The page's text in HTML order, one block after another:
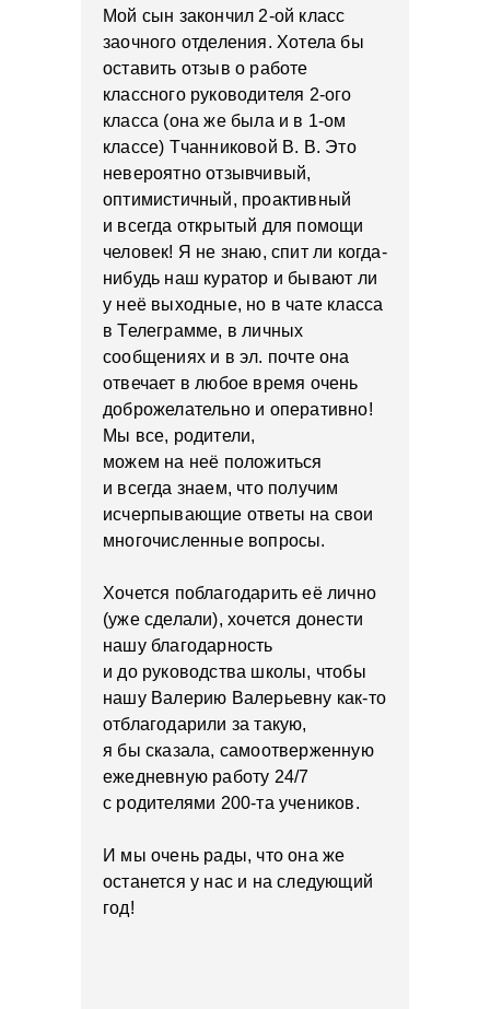
Мой сын закончил 2-ой класс
заочного отделения. Хотела бы
оставить отзыв о работе
классного руководителя 2-ого
класса (она же была и в 1-ом
классе) Тчанниковой В. В. Это
невероятно отзывчивый,
оптимистичный, проактивный
и всегда открытый для помощи
человек! Я не знаю, спит ли когда-
нибудь наш куратор и бывают ли
у неё выходные, но в чате класса
в Телеграмме, в личных
сообщениях и в эл. почте она
отвечает в любое время очень
доброжелательно и оперативно!
Мы все, родители,
можем на неё положиться
и всегда знаем, что получим
исчерпывающие ответы на свои
многочисленные вопросы.
Хочется поблагодарить её лично
(уже сделали), хочется донести
нашу благодарность
и до руководства школы, чтобы
нашу Валерию Валерьевну как-то
отблагодарили за такую,
я бы сказала, самоотверженную
ежедневную работу 24/7
с родителями 200-та учеников.
И мы очень рады, что она же
останется у нас и на следующий
год!